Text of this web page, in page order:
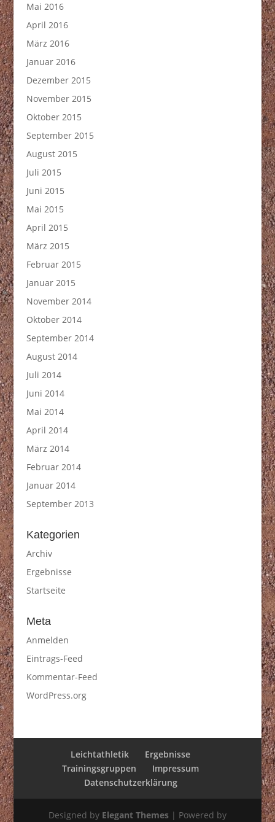
Mai 2016
April 2016
März 2016
Januar 2016
Dezember 2015
November 2015
Oktober 2015
September 2015
August 2015
Juli 2015
Juni 2015
Mai 2015
April 2015
März 2015
Februar 2015
Januar 2015
November 2014
Oktober 2014
September 2014
August 2014
Juli 2014
Juni 2014
Mai 2014
April 2014
März 2014
Februar 2014
Januar 2014
September 2013
Kategorien
Archiv
Ergebnisse
Startseite
Meta
Anmelden
Eintrags-Feed
Kommentar-Feed
WordPress.org
Leichtathletik
Ergebnisse
Trainingsgruppen
Impressum
Datenschutzerklärung
Designed by Elegant Themes| Powered by